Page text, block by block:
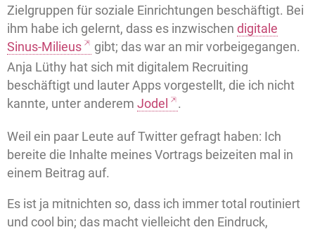
Zielgruppen für soziale Einrichtungen beschäftigt. Bei
ihm habe ich gelernt, dass es inzwischen digitale
Sinus-Milieus
gibt; das war an mir vorbeigegangen.
Anja Lüthy hat sich mit digitalem Recruiting
beschäftigt und lauter Apps vorgestellt, die ich nicht
kannte, unter anderem Jodel .
Weil ein paar Leute auf Twitter gefragt haben: Ich
bereite die Inhalte meines Vortrags beizeiten mal in
einem Beitrag auf.
Es ist ja mitnichten so, dass ich immer total routiniert
und cool bin; das macht vielleicht den Eindruck,